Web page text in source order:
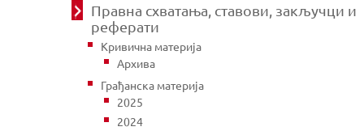
Правна схватања, ставови, закључци и
реферати
Кривична материја
Архива
Грађанска материја
2025
2024